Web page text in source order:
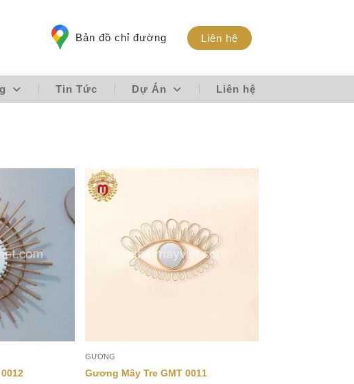
Bản đồ chỉ đường Liên hệ
Tin Tức Dự Án Liên hệ
GƯƠNG
Gương Mây Tre GMT 0011